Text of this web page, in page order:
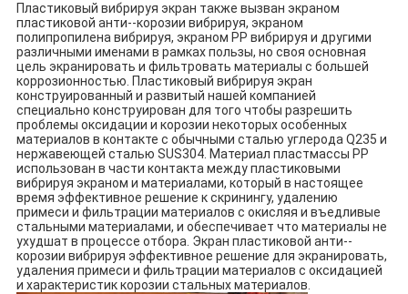
Пластиковый вибрируя экран также вызван экраном
пластиковой анти--корозии вибрируя, экраном
полипропилена вибрируя, экраном PP вибрируя и другими
различными именами в рамках пользы, но своя основная
цель экранировать и фильтровать материалы с большей
коррозионностью. Пластиковый вибрируя экран
конструированный и развитый нашей компанией
специально конструирован для того чтобы разрешить
проблемы оксидации и корозии некоторых особенных
материалов в контакте с обычными сталью углерода Q235 и
нержавеющей сталью SUS304. Материал пластмассы PP
использован в части контакта между пластиковыми
вибрируя экраном и материалами, который в настоящее
время эффективное решение к скринингу, удалению
примеси и фильтрации материалов с окисляя и въедливые
стальными материалами, и обеспечивает что материалы не
ухудшат в процессе отбора. Экран пластиковой анти--
корозии вибрируя эффективное решение для экранировать,
удаления примеси и фильтрации материалов с оксидацией
и характеристик корозии стальных материалов.